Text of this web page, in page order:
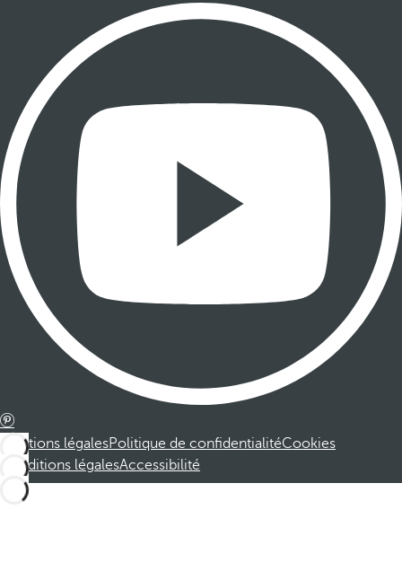
Mentions légalesPolitique de confidentialitéCookies
Conditions légalesAccessibilité